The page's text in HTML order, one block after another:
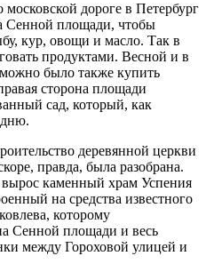
дороге в Петербург
Сенной площади, чтобы
кур, овощи и масло. Так в
продуктами. Весной и в
было также купить
сторона площади
сад, который, как
деревянной церкви
правда, была разобрана.
вырос каменный храм Успения
на средства известного
которому
Сенной площади и весь
между Гороховой улицей и